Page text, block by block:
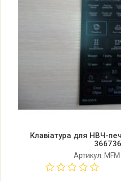
Клавіатура для НВЧ-
Артикул: